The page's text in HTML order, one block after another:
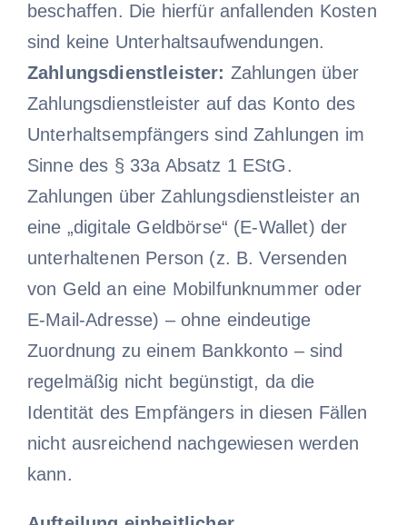
beschaffen. Die hierfür anfallenden Kosten
sind keine Unterhaltsaufwendungen.
Zahlungsdienstleister: Zahlungen über
Zahlungsdienstleister auf das Konto des
Unterhaltsempfängers sind Zahlungen im
Sinne des § 33a Absatz 1 EStG.
Zahlungen über Zahlungsdienstleister an
eine „digitale Geldbörse“ (E-Wallet) der
unterhaltenen Person (z. B. Versenden
von Geld an eine Mobilfunknummer oder
E-Mail-Adresse) – ohne eindeutige
Zuordnung zu einem Bankkonto – sind
regelmäßig nicht begünstigt, da die
Identität des Empfängers in diesen Fällen
nicht ausreichend nachgewiesen werden
kann.